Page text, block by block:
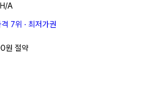
A
7위 · 최저가권
원 절약